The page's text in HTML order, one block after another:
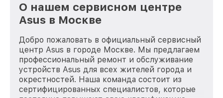
О нашем сервисном центре
Asus в Москве
Добро пожаловать в официальный сервисный
центр Asus в городе Москве. Мы предлагаем
профессиональный ремонт и обслуживание
устройств Asus для всех жителей города и
окрестностей. Наша команда состоит из
сертифицированных специалистов, которые